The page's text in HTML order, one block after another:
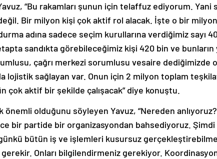
“Bu rakamları şunun için telaffuz ediyorum. Yani
Bir milyon kişi çok aktif rol alacak. İşte o bir
adına sadece seçim kurullarına verdiğimiz sayı
sandıkta görebileceğimiz kişi 420 bin ve bunların
çağrı merkezi sorumlusu vesaire dediğimizde
lojistik sağlayan var. Onun için 2 milyon toplam
çok aktif bir şekilde çalışacak” diye konuştu.
önemli olduğunu söyleyen Yavuz, “Nereden
bir partide bir organizasyondan bahsediyoruz.
bütün iş ve işlemleri kusursuz
Onları bilgilendirmeniz gerekiyor. Koordinasyon